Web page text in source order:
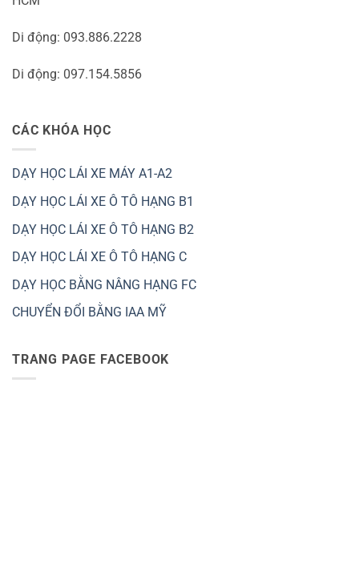
Di động: 093.886.2228
Di động: 097.154.5856
CÁC KHÓA HỌC
DẠY HỌC LÁI XE MÁY A1-A2
DẠY HỌC LÁI XE Ô TÔ HẠNG B1
DẠY HỌC LÁI XE Ô TÔ HẠNG B2
DẠY HỌC LÁI XE Ô TÔ HẠNG C
DẠY HỌC BẰNG NÂNG HẠNG FC
CHUYỂN ĐỔI BẰNG IAA MỸ
TRANG PAGE FACEBOOK